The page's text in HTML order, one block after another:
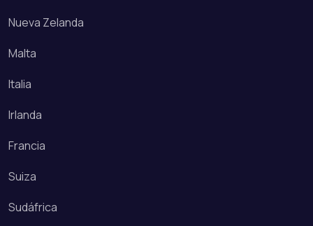
Nueva Zelanda
Malta
Italia
Irlanda
Francia
Suiza
Sudáfrica